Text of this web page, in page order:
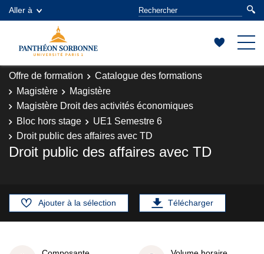
Aller à
Offre de formation
Catalogue des formations
Magistère
Magistère
Magistère Droit des activités économiques
Bloc hors stage
UE1 Semestre 6
Droit public des affaires avec TD
Droit public des affaires avec TD
Ajouter à la sélection Télécharger